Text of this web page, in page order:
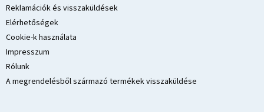
Reklamációk és visszaküldések
Elérhetőségek
Cookie-k használata
Impresszum
Rólunk
A megrendelésből származó termékek visszaküldése